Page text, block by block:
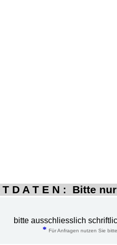
T D A T E N : Bitte
bitte ausschliesslich
* Für Anfragen nutzen Sie